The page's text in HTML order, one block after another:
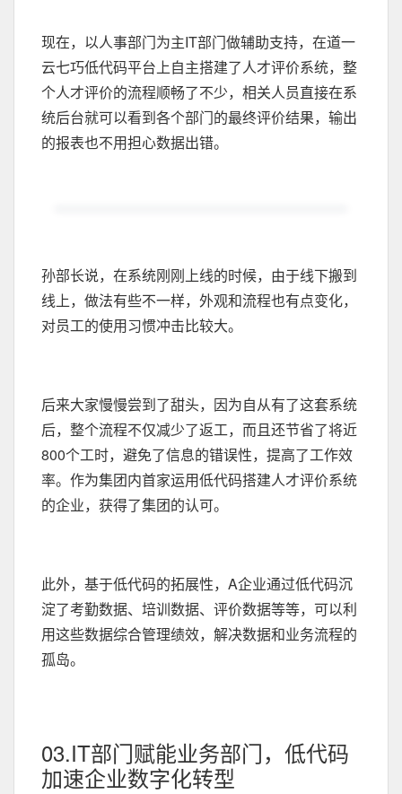
现在，以人事部门为主IT部门做辅助支持，在道一
云七巧低代码平台上自主搭建了人才评价系统，整
个人才评价的流程顺畅了不少，相关人员直接在系
统后台就可以看到各个部门的最终评价结果，输出
的报表也不用担心数据出错。
孙部长说，在系统刚刚上线的时候，由于线下搬到
线上，做法有些不一样，外观和流程也有点变化，
对员工的使用习惯冲击比较大。
后来大家慢慢尝到了甜头，因为自从有了这套系统
后，整个流程不仅减少了返工，而且还节省了将近
800个工时，避免了信息的错误性，提高了工作效
率。作为集团内首家运用低代码搭建人才评价系统
的企业，获得了集团的认可。
此外，基于低代码的拓展性，A企业通过低代码沉
淀了考勤数据、培训数据、评价数据等等，可以利
用这些数据综合管理绩效，解决数据和业务流程的
孤岛。
03.IT部门赋能业务部门，低代码
加速企业数字化转型